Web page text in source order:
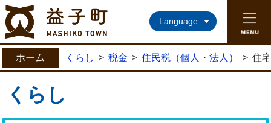
益子町ホームページ
Language
ホーム くらし > 税金 > 住民税（個人・法人） > 住
くらし